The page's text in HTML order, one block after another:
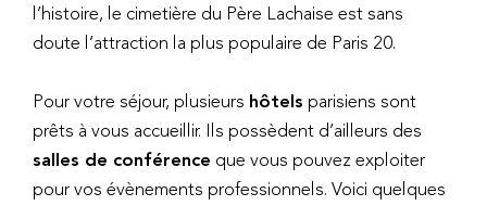
l’histoire, le cimetière du Père Lachaise est sans
doute l’attraction la plus populaire de Paris 20.
Pour votre séjour, plusieurs hôtels parisiens sont
prêts à vous accueillir. Ils possèdent d’ailleurs des
salles de conférence que vous pouvez exploiter
pour vos évènements professionnels. Voici quelques